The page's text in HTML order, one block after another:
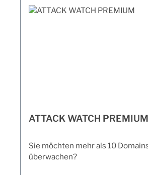
ATTACK WATCH PREMIUM
Sie möchten mehr als 10
überwachen?